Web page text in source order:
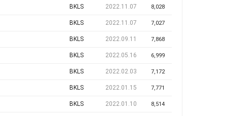
BKLS 2022.11.07 8,028
BKLS 2022.11.07 7,027
BKLS 2022.09.11 7,868
BKLS 2022.05.16 6,999
BKLS 2022.02.03 7,172
BKLS 2022.01.15 7,771
BKLS 2022.01.10 8,514